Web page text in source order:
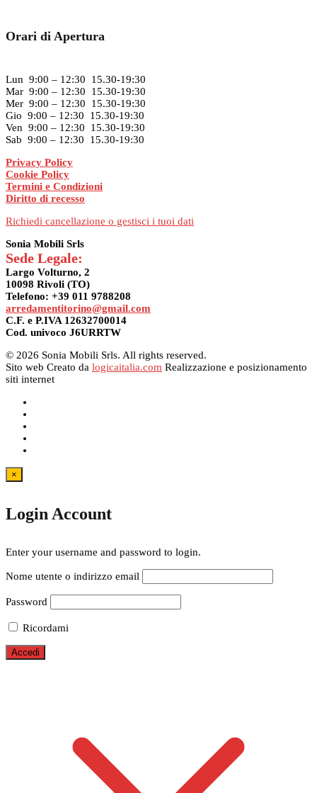
Orari di Apertura
Lun 9:00 – 12:30 15.30-19:30
Mar 9:00 – 12:30 15.30-19:30
Mer 9:00 – 12:30 15.30-19:30
Gio 9:00 – 12:30 15.30-19:30
Ven 9:00 – 12:30 15.30-19:30
Sab 9:00 – 12:30 15.30-19:30
Privacy Policy
Cookie Policy
Termini e Condizioni
Diritto di recesso
Richiedi cancellazione o gestisci i tuoi dati
Sonia Mobili Srls
Sede Legale:
Largo Volturno, 2
10098 Rivoli (TO)
Telefono: +39 011 9788208
arredamentitorino@gmail.com
C.F. e P.IVA 12632700014
Cod. univoco J6URRTW
© 2026 Sonia Mobili Srls. All rights reserved.
Sito web Creato da logicaitalia.com Realizzazione e posizionamento
siti internet
×
Login Account
Enter your username and password to login.
Nome utente o indirizzo email
Password
Ricordami